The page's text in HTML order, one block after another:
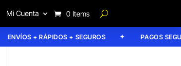
Mi Cuenta 0 Items
ENVÍOS + RÁPIDOS + SEGUROS PAGOS